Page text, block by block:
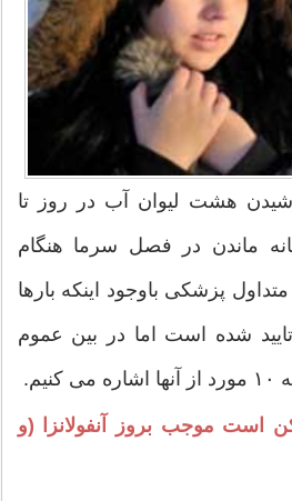
هشت لیوان آب در روز تا
ماندن در فصل سرما هنگام
پزشکی باوجود اینکه بارها
شده است اما در بین عموم
است موجب بروز آنفولانزا (و